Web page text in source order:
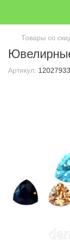
Товары со
Артикул: